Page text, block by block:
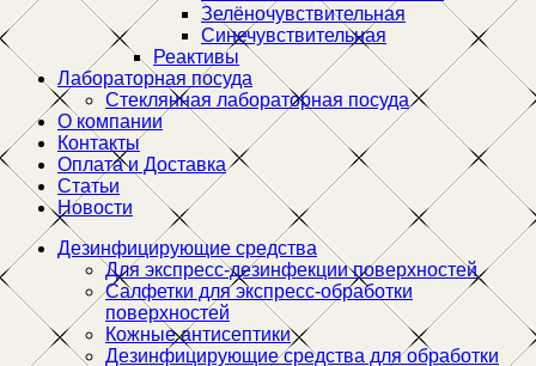
Зелёночувствительная
Синечувствительная
Реактивы
Лабораторная посуда
Стеклянная лабораторная посуда
О компании
Контакты
Оплата и Доставка
Статьи
Новости
Дезинфицирующие средства
Для экспресс-дезинфекции поверхностей
Салфетки для экспресс-обработки
поверхностей
Кожные антисептики
Дезинфицирующие средства для обработки